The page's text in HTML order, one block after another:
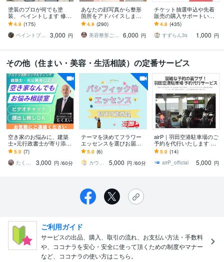
塗装のプロが何でも塗
装、 ペイントします 修理
塗装可能かどうかまずは
ご相談下さい。
4.9 (175)
ペイントプロK
3,000 円
あなたの顔写真から整形
箇所をアドバイスします
整形歴17年の経験を活か
し、丁寧にアドバイスし
ます
4.9 (290)
美容整形ごまちゃん
6,000 円
チケット抽選申込や先着
販売の購入サポートいた
します 申込口数の必要な
方、チケ発が出来ない方
は是非ご連絡下さい。
4.8 (435)
すずらん3s
1,000 円
その他（住まい・美容・生活相談）の定番サービス
空き家のお悩みに、建築
士×元行政書士が寄り添い
ます 相続・活用・管理―
空き家の“困った”をまるご
と相談できます。
5.0 (7)
たくえい☘️アステラ法務コンサルティング
3,000 円 /60分
テーマを決めてフラワー
エッセンスを選びお届け
します ペンデュラムを使
える方は、ご自身で選ん
で見て下さい(^ ^)
5.0 (6)
カウンセラー・楓 ゆうは（かえでゆうは）
5,000 円 /60分
airP｜羽田空港駐車場のご
予約を代行いたします 実
績多数で安心！キャンセ
ル待ち対応！返金対応い
たします！
5.0 (14)
airP_official
5,000 円
ご利用ガイド
サービスの出品、購入、取引の流れ、お支払い方法・手数料
や、ココナラを安心・安全に使って頂くための制度やマナー
など、ココナラの使い方はこちら。